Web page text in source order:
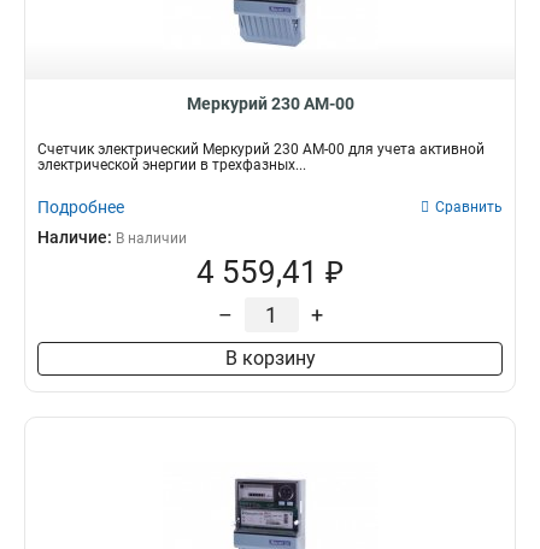
Меркурий 230 АМ-00
Счетчик электрический Меркурий 230 АМ-00 для учета активной
электрической энергии в трехфазных...
Подробнее Сравнить
Наличие: В наличии
4 559,41 ₽
– +
В корзину